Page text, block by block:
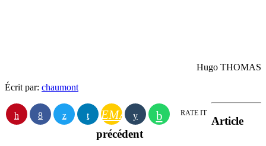
Hugo THOMAS
Écrit par: chaumont
EMAIL RATE IT
Article
précédent